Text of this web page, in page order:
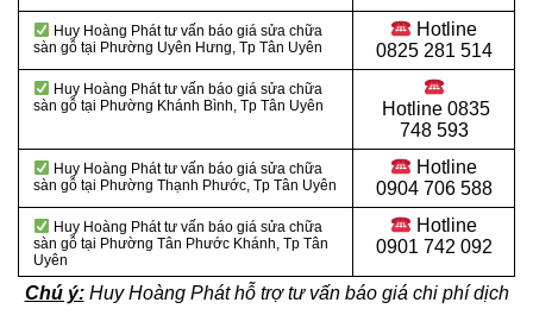
Huy Hoàng Phát tư vấn báo giá sửa chữa
sàn gỗ tại Phường Uyên Hưng, Tp Tân Uyên
Hotline
0825 281 514
Huy Hoàng Phát tư vấn báo giá sửa chữa
sàn gỗ tại Phường Khánh Bình, Tp Tân Uyên Hotline 0835
748 593
Huy Hoàng Phát tư vấn báo giá sửa chữa
sàn gỗ tại Phường Thạnh Phước, Tp Tân Uyên
Hotline
0904 706 588
Huy Hoàng Phát tư vấn báo giá sửa chữa
sàn gỗ tại Phường Tân Phước Khánh, Tp Tân
Uyên
Hotline
0901 742 092
Chú ý:Huy Hoàng Phát hỗ trợ tư vấn báo giá chi phí dịch